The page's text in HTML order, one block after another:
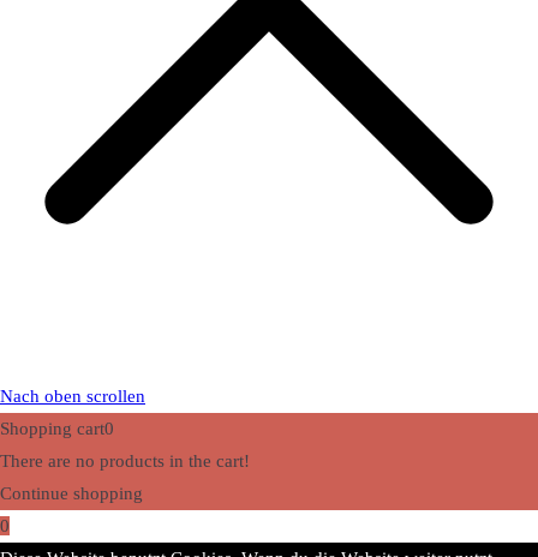
Nach oben scrollen
Shopping cart0
There are no products in the cart!
Continue shopping
0